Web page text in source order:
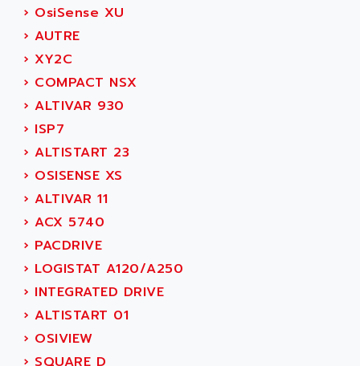
SIMOREG
SINUMERIK 800
SINUMERIK 810
PREMIUM
PREVENTA
TWIDO
NANO
PCMCIA CARD
TFTX
SIMATIC S7-300
TDM
DIAX 2
TVM
KDV
KVR
TVD
ACT KERN
ACTIA
ACTIOMTECH
ACTION PAK
ACTIVA MULLER
ACTIVE HUB
ACTIVIB
ACTRONIC
ACU-RITE
ACU-TIME
ACX ADAP TORR
ADA
ADAC
ADAFRUIT
ADAM
› OsiSense XU
› AUTRE
› XY2C
› COMPACT NSX
› ALTIVAR 930
› ISP7
› ALTISTART 23
› OSISENSE XS
› ALTIVAR 11
› ACX 5740
› PACDRIVE
› LOGISTAT A120/A250
› INTEGRATED DRIVE
› ALTISTART 01
› OSIVIEW
› SQUARE D